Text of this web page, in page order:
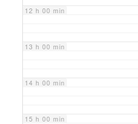
12 h 00 min
13 h 00 min
14 h 00 min
15 h 00 min